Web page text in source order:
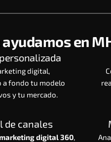
ayudamos en
digital,
a fondo tu modelo
y tu mercado.
de canales
digital 360,